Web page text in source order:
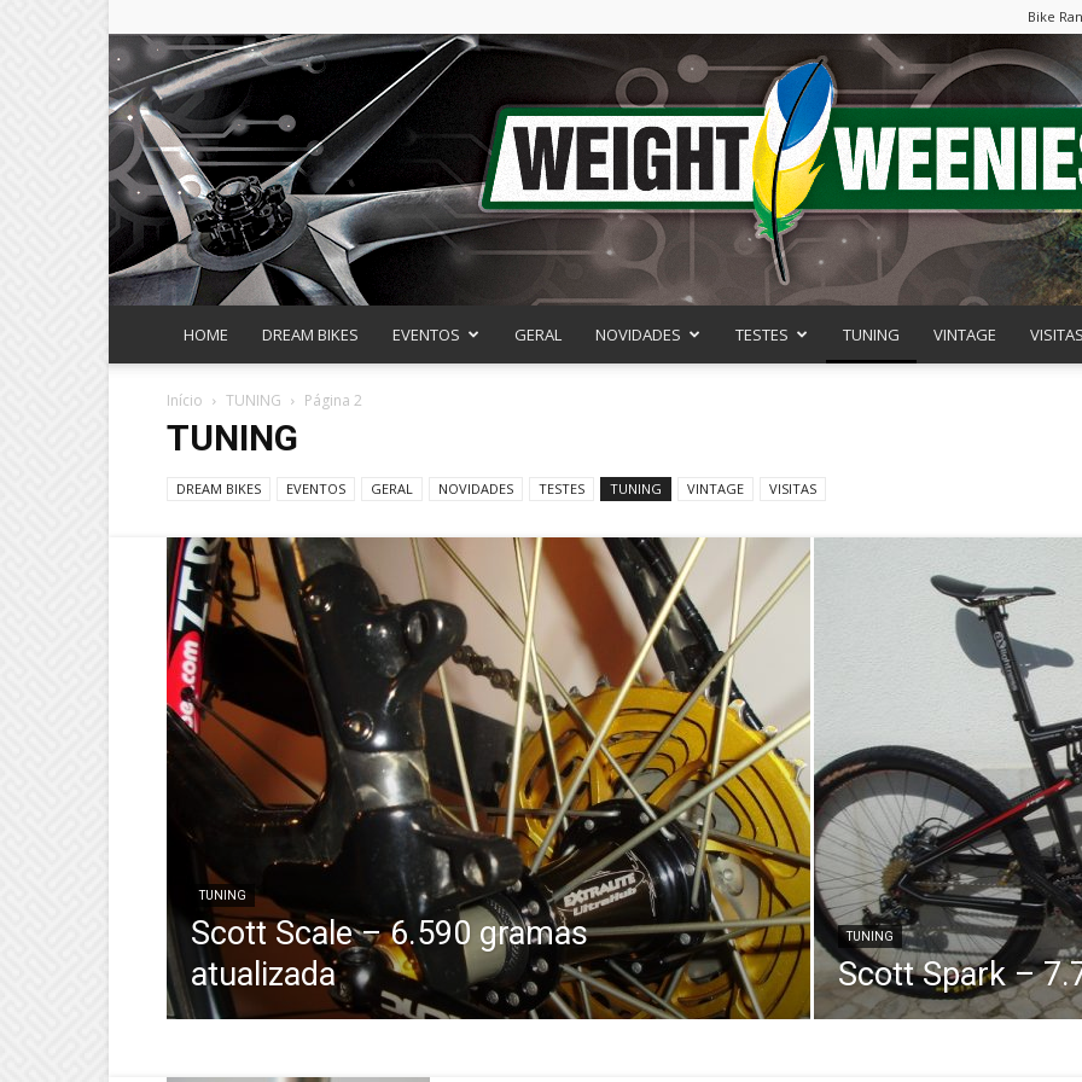
Bike
Weenies
Portal
HOME DREAM BIKES EVENTOS GERAL NOVIDADES TESTES TUNING VINTAGE
Início TUNING Página 2
TUNING
DREAM BIKES EVENTOS GERAL NOVIDADES TESTES TUNING VINTAGE VISITAS
TUNING
Scott Scale – 6.590 gramas
atualizada
TUNING
Scott Spark –